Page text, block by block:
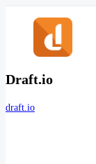
Draft.io
draft.io